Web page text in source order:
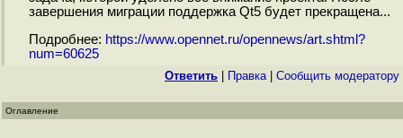
завершения миграции поддержка Qt5 будет прекращена...
Подробнее: https://www.opennet.ru/opennews/art.shtml?
num=60625
Ответить Правка| Cообщить модератору
Оглавление